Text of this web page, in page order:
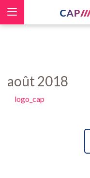
août 2018
logo_cap
Panneau de gestion des